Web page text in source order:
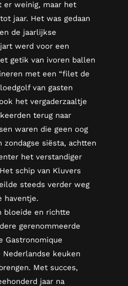
er weinig, maar het
jaar. Het was gedaan
de jaarlijkse
werd voor een
getik van ivoren ballen
met een “filet de
van gasten
het vergaderzaaltje
terug naar
waren die geen oog
siësta, achtten
het verstandiger
schip van Kluvers
steeds verder weg
haventje.
bloeide en richtte
gerenommeerde
Gastronomique
keuken
Met succes,
jaar na